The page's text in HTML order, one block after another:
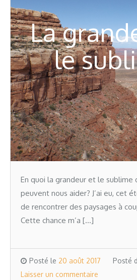
La
le
En quoi la grandeur et le sublime
peuvent nous aider? J’ai eu, cet
de rencontrer des paysages à
Cette chance m’a […]
Posté le 20 août 2017 Posté
Laisser un commentaire